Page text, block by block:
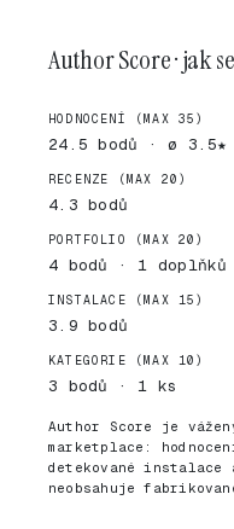
Author Score · jak
HODNOCENÍ (MAX 35)
24.5 bodů · ø 3.5★
RECENZE (MAX 20)
4.3 bodů
PORTFOLIO (MAX 20)
4 bodů · 1 doplňků
INSTALACE (MAX 15)
3.9 bodů
KATEGORIE (MAX 10)
3 bodů · 1 ks
Author Score je
marketplace:
detekované
neobsahuje